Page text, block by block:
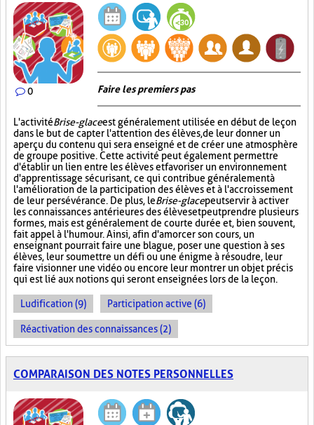
0 Faire les premiers pas
L'activitéBrise-glaceest généralement utilisée en début de leçon
dans le but de capter l'attention des élèves, de leur donner un
aperçu du contenu qui sera enseigné et de créer une atmosphère
de groupe positive. Cette activité peut également permettre
d'établir un lien entre les élèves et favoriser un environnement
d'apprentissage sécurisant, ce qui contribue généralement à
l'amélioration de la participation des élèves et à l'accroissement
de leur persévérance. De plus, leBrise-glacepeut servir à activer
les connaissances antérieures des élèves et peut prendre plusieurs
formes, mais est généralement de courte durée et, bien souvent,
fait appel à l'humour. Ainsi, afin d'amorcer son cours, un
enseignant pourrait faire une blague, poser une question à ses
élèves, leur soumettre un défi ou une énigme à résoudre, leur
faire visionner une vidéo ou encore leur montrer un objet précis
qui est lié aux notions qui seront enseignées lors de la leçon.
Ludification (9) Participation active (6)
Réactivation des connaissances (2)
COMPARAISON DES NOTES PERSONNELLES